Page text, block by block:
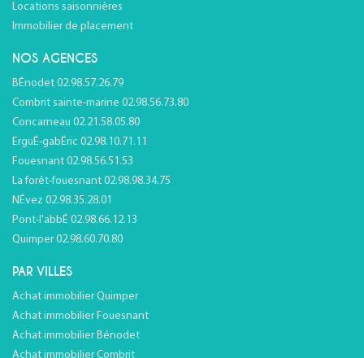
Locations saisonnières
Immobilier de placement
NOS AGENCES
BÉnodet 02.98.57.26.79
Combrit sainte-marine 02.98.56.73.80
Concarneau 02.21.58.05.80
ErguÉ-gabÉric 02.98.10.71.11
Fouesnant 02.98.56.51.53
La forêt-fouesnant 02.98.98.34.75
NÉvez 02.98.35.28.01
Pont-l'abbÉ 02.98.66.12.13
Quimper 02.98.60.70.80
PAR VILLES
Achat immobilier Quimper
Achat immobilier Fouesnant
Achat immobilier Bénodet
Achat immobilier Combrit